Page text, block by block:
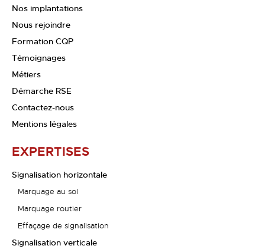
Nos implantations
Nous rejoindre
Formation CQP
Témoignages
Métiers
Démarche RSE
Contactez-nous
Mentions légales
EXPERTISES
Signalisation horizontale
Marquage au sol
Marquage routier
Effaçage de signalisation
Signalisation verticale